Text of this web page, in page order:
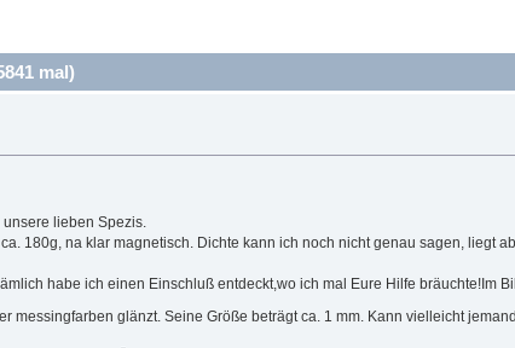
mal)
lieben Spezis.
180g, na klar magnetisch. Dichte kann ich noch nicht genau sagen, liegt
habe ich einen Einschluß entdeckt,wo ich mal Eure Hilfe bräuchte!Im
messingfarben glänzt. Seine Größe beträgt ca. 1 mm. Kann vielleicht